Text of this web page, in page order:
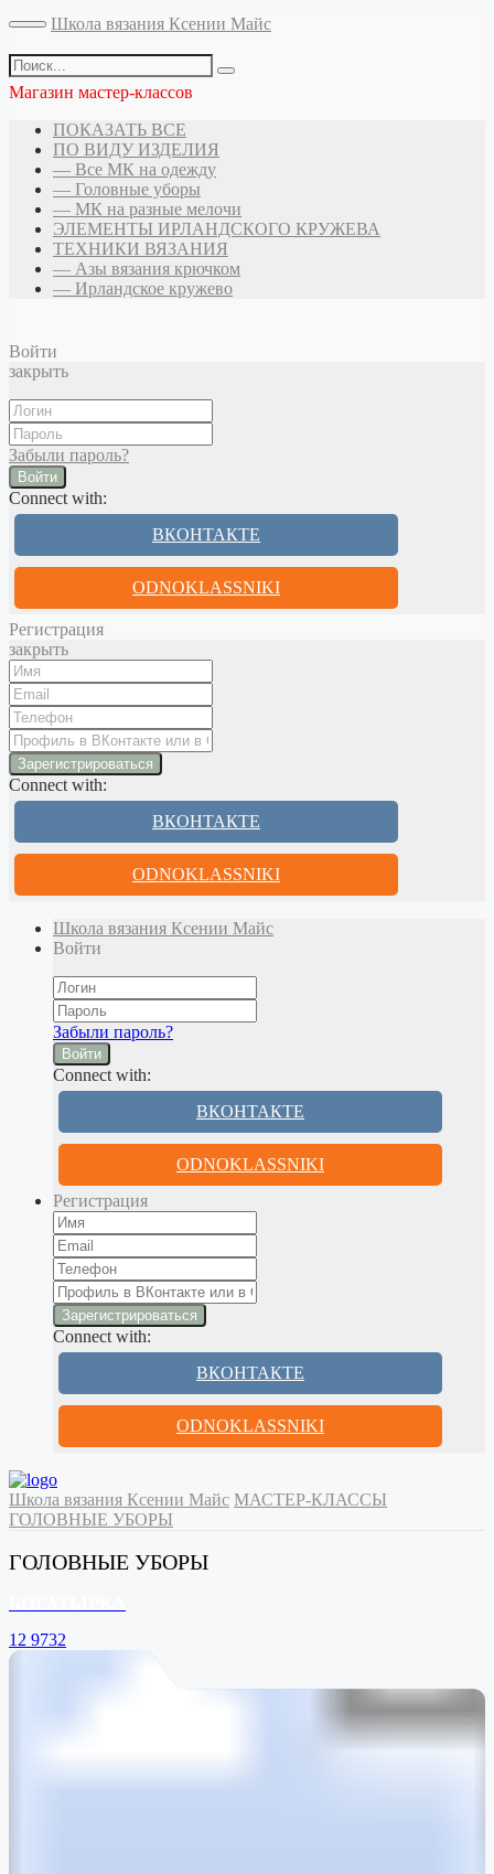
Школа вязания Ксении Майс
Магазин мастер-классов
ПОКАЗАТЬ ВСЕ
ПО ВИДУ ИЗДЕЛИЯ
— Все МК на одежду
— Головные уборы
— МК на разные мелочи
ЭЛЕМЕНТЫ ИРЛАНДСКОГО КРУЖЕВА
ТЕХНИКИ ВЯЗАНИЯ
— Азы вязания крючком
— Ирландское кружево
Войти
закрыть
Забыли пароль?
Войти
Connect with:
ВКОНТАКТЕ
ODNOKLASSNIKI
Регистрация
закрыть
Connect with:
ВКОНТАКТЕ
ODNOKLASSNIKI
Школа вязания Ксении Майс
Войти
Забыли пароль?
Войти
Connect with:
ВКОНТАКТЕ
ODNOKLASSNIKI
Регистрация
Connect with:
ВКОНТАКТЕ
ODNOKLASSNIKI
Школа вязания Ксении Майс МАСТЕР-КЛАССЫ
ГОЛОВНЫЕ УБОРЫ
ГОЛОВНЫЕ УБОРЫ
12 9732